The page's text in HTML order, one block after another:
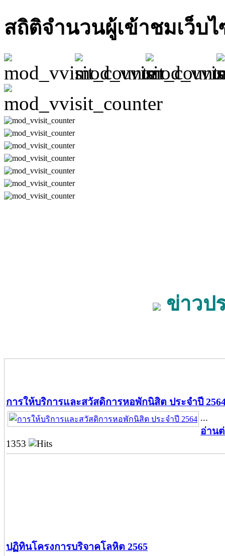
สถิติจำนวนผู้เข้าชมเว็บ
ข่าวป
การให้บริการและสวัสดิการหอพักนิสิต ประจำปี
...
อ่าน
1353
ปฏิทินโครงการบริจาคโลหิต 2565